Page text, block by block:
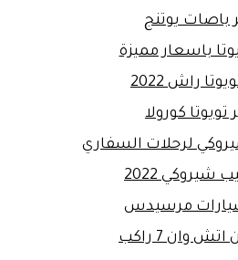
باصات يوتنج
باسعار مميزة
راش 2022
تويوتا كورولا
لرحلات السفاري
شيروكي 2022
مرسيدس
وان 7 راكب